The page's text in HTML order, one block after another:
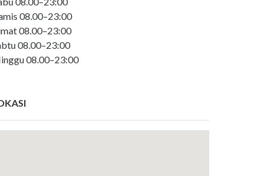
08.00–23:00
08.00–23:00
08.00–23:00
08.00–23:00